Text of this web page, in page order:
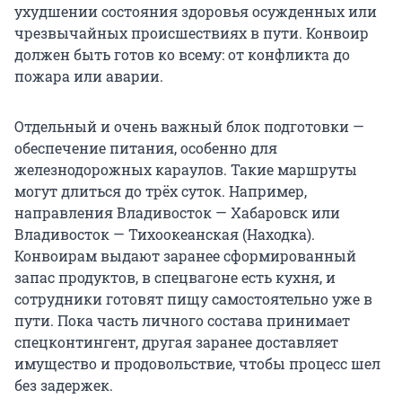
ухудшении состояния здоровья осужденных или
чрезвычайных происшествиях в пути. Конвоир
должен быть готов ко всему: от конфликта до
пожара или аварии.
Отдельный и очень важный блок подготовки —
обеспечение питания, особенно для
железнодорожных караулов. Такие маршруты
могут длиться до трёх суток. Например,
направления Владивосток — Хабаровск или
Владивосток — Тихоокеанская (Находка).
Конвоирам выдают заранее сформированный
запас продуктов, в спецвагоне есть кухня, и
сотрудники готовят пищу самостоятельно уже в
пути. Пока часть личного состава принимает
спецконтингент, другая заранее доставляет
имущество и продовольствие, чтобы процесс шел
без задержек.